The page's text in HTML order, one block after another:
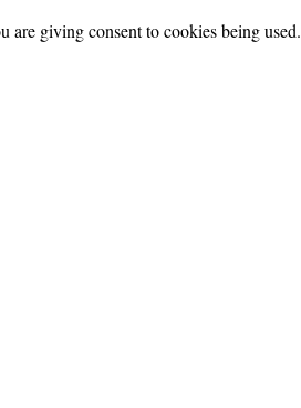
are giving consent to cookies being used.